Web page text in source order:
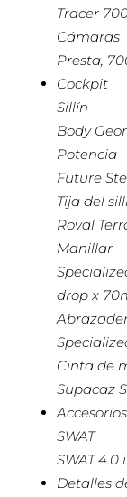
Tracer
Cámaras
Presta,
Cockpit
Sillín
Body
Potencia
Future
Tija del
Roval
Manillar
drop x
Cinta de
Supacaz
Accesorios
SWAT
SWAT
Detalles